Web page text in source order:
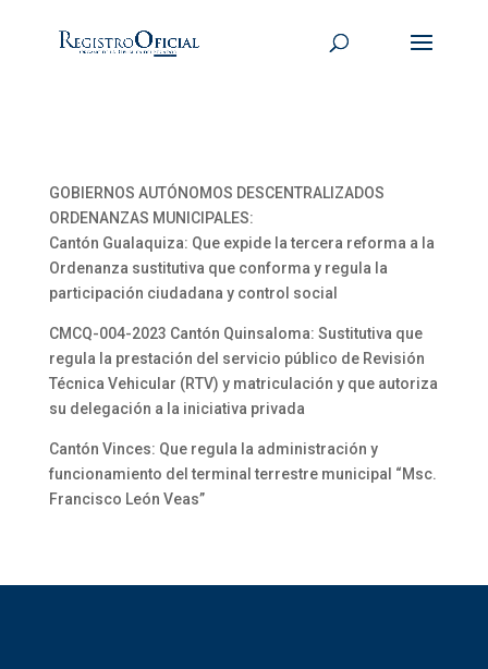
GOBIERNOS AUTÓNOMOS DESCENTRALIZADOS
ORDENANZAS MUNICIPALES:
Cantón Gualaquiza: Que expide la tercera reforma a la
Ordenanza sustitutiva que conforma y regula la
participación ciudadana y control social
CMCQ-004-2023 Cantón Quinsaloma: Sustitutiva que
regula la prestación del servicio público de Revisión
Técnica Vehicular (RTV) y matriculación y que autoriza
su delegación a la iniciativa privada
Cantón Vinces: Que regula la administración y
funcionamiento del terminal terrestre municipal “Msc.
Francisco León Veas”